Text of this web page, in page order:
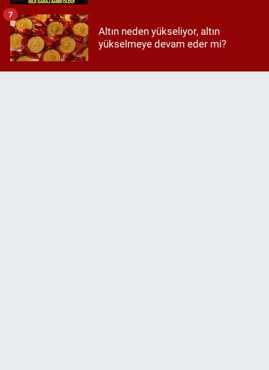
Altın neden yükseliyor, altın
yükselmeye devam eder mi?
7